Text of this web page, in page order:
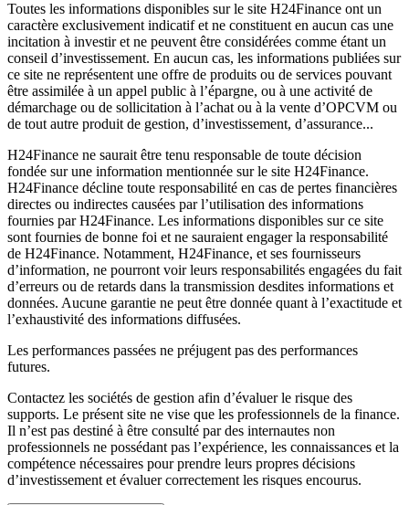
Toutes les informations disponibles sur le site H24Finance ont un
caractère exclusivement indicatif et ne constituent en aucun cas une
incitation à investir et ne peuvent être considérées comme étant un
conseil d’investissement. En aucun cas, les informations publiées sur
ce site ne représentent une offre de produits ou de services pouvant
être assimilée à un appel public à l’épargne, ou à une activité de
démarchage ou de sollicitation à l’achat ou à la vente d’OPCVM ou
de tout autre produit de gestion, d’investissement, d’assurance...
H24Finance ne saurait être tenu responsable de toute décision
fondée sur une information mentionnée sur le site H24Finance.
H24Finance décline toute responsabilité en cas de pertes financières
directes ou indirectes causées par l’utilisation des informations
fournies par H24Finance. Les informations disponibles sur ce site
sont fournies de bonne foi et ne sauraient engager la responsabilité
de H24Finance. Notamment, H24Finance, et ses fournisseurs
d’information, ne pourront voir leurs responsabilités engagées du fait
d’erreurs ou de retards dans la transmission desdites informations et
données. Aucune garantie ne peut être donnée quant à l’exactitude et
l’exhaustivité des informations diffusées.
Les performances passées ne préjugent pas des performances
futures.
Contactez les sociétés de gestion afin d’évaluer le risque des
supports. Le présent site ne vise que les professionnels de la finance.
Il n’est pas destiné à être consulté par des internautes non
professionnels ne possédant pas l’expérience, les connaissances et la
compétence nécessaires pour prendre leurs propres décisions
d’investissement et évaluer correctement les risques encourus.